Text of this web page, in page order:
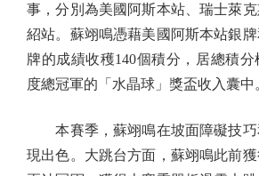
事，分別為美國阿斯本站、瑞士萊
紹站。蘇翊鳴憑藉美國阿斯本站銀
牌的成績收穫140個積分，居總積
度總冠軍的「水晶球」獎盃收入囊中
本賽季，蘇翊鳴在坡面障礙技巧
現出色。大跳台方面，蘇翊鳴此前